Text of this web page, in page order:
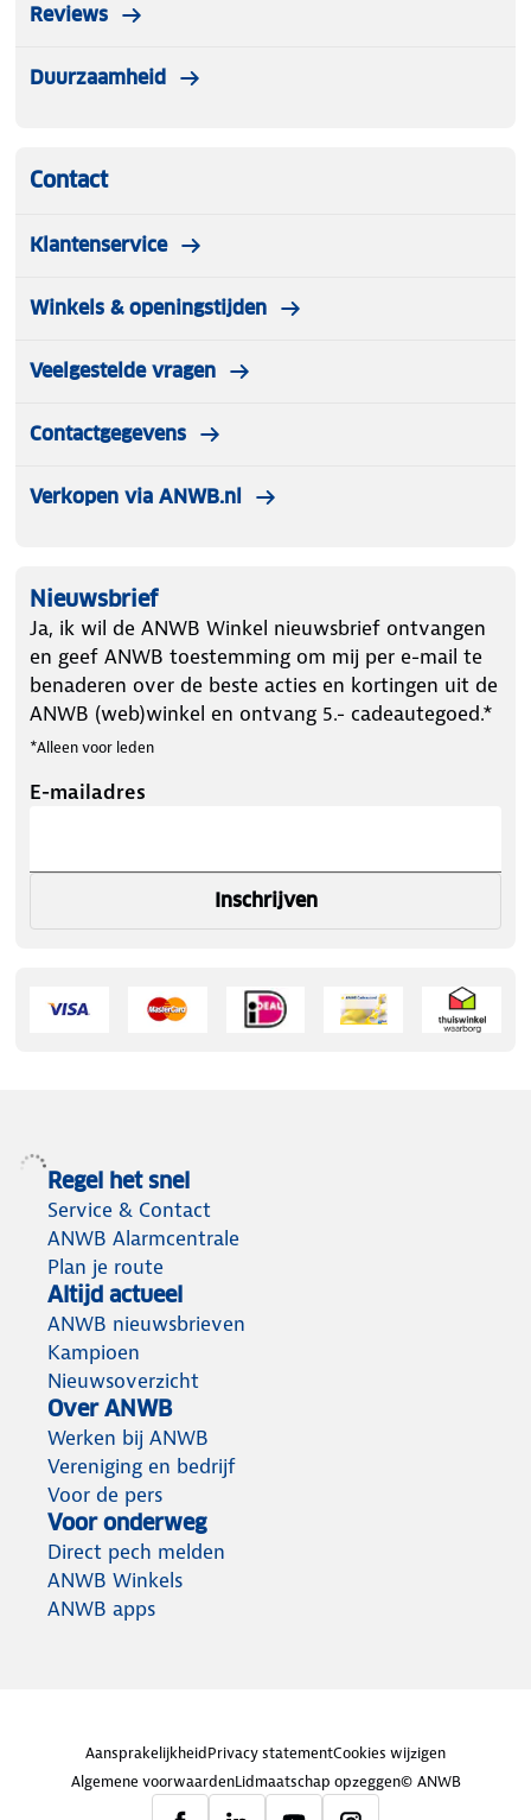
Reviews
Duurzaamheid
Contact
Klantenservice
Winkels & openingstijden
Veelgestelde vragen
Contactgegevens
Verkopen via ANWB.nl
Nieuwsbrief
Ja, ik wil de ANWB Winkel nieuwsbrief ontvangen
en geef ANWB toestemming om mij per e-mail te
benaderen over de beste acties en kortingen uit de
ANWB (web)winkel en ontvang 5.- cadeautegoed.*
*Alleen voor leden
E-mailadres
Inschrijven
Regel het snel
Service & Contact
ANWB Alarmcentrale
Plan je route
Altijd actueel
ANWB nieuwsbrieven
Kampioen
Nieuwsoverzicht
Over ANWB
Werken bij ANWB
Vereniging en bedrijf
Voor de pers
Voor onderweg
Direct pech melden
ANWB Winkels
ANWB apps
AansprakelijkheidPrivacy statementCookies wijzigen
Algemene voorwaardenLidmaatschap opzeggen© ANWB